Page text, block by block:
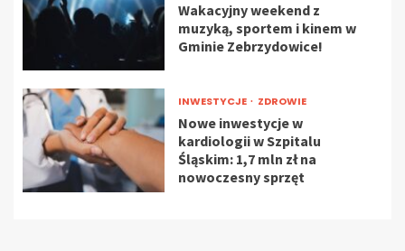
Wakacyjny weekend z
muzyką, sportem i kinem w
Gminie Zebrzydowice!
INWESTYCJE ZDROWIE
Nowe inwestycje w
kardiologii w Szpitalu
Śląskim: 1,7 mln zł na
nowoczesny sprzęt